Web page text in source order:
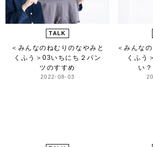
TALK
＜みんなのねむりのなやみと
くふう＞03いちにち２パン
ツのすすめ
2022-08-03
＜みんな
くふう＞
い